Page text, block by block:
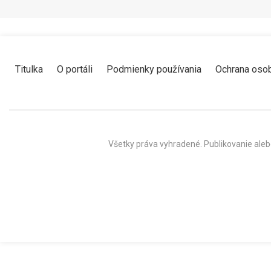
Titulka O portáli Podmienky používania Ochrana
Všetky práva vyhradené. Publikovanie